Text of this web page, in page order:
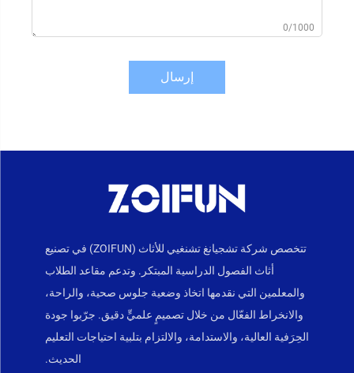
0/1000
إرسال
تتخصص شركة تشجيانغ تشنغيي للأثاث (ZOIFUN) في تصنيع
أثاث الفصول الدراسية المبتكر. وتدعم مقاعد الطلاب
والمعلمين التي نقدمها اتخاذ وضعية جلوس صحية، والراحة،
والانخراط الفعّال من خلال تصميمٍ علميٍّ دقيق. جرّبوا جودة
الحِرَفية العالية، والاستدامة، والالتزام بتلبية احتياجات التعليم
الحديث.